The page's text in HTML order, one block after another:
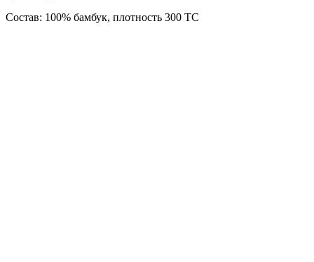
Состав: 100% бамбук, плотность 300 ТС